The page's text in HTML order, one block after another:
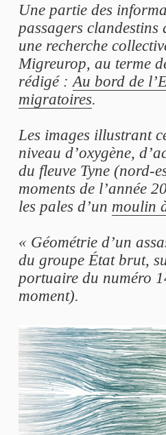
Une partie des
passagers
une recherche
Migreurop, au terme
rédigé :Au bord de
migratoires.
Les images illustrant
niveau d’oxygène,
du fleuve Tyne (nord-
moments de l’année
les pales d’un moulin
« Géométrie d’un
du groupe État brut,
portuaire du numéro
moment).